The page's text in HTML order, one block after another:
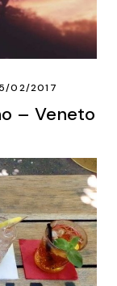
02/2017
– Veneto